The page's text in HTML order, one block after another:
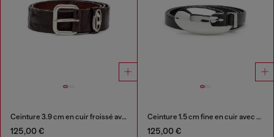
Ceinture 3.9 cm en cuir froissé avec plaque à logo
125,00 €
Ceinture 1.5 cm fine en cuir avec boucle sculpturale
125,00 €